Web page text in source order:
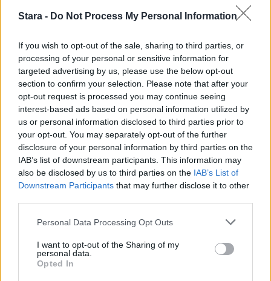
Stara - Do Not Process My Personal Information
If you wish to opt-out of the sale, sharing to third parties, or
processing of your personal or sensitive information for
targeted advertising by us, please use the below opt-out
section to confirm your selection. Please note that after your
opt-out request is processed you may continue seeing
interest-based ads based on personal information utilized by
us or personal information disclosed to third parties prior to
your opt-out. You may separately opt-out of the further
disclosure of your personal information by third parties on the
IAB’s list of downstream participants. This information may
also be disclosed by us to third parties on the IAB’s List of
Downstream Participants that may further disclose it to other
Personal Data Processing Opt Outs
I want to opt-out of the Sharing of my
personal data.
Opted In
jatkossa toinen lentoyhtiö –
3
VIIHDEUUTISET
Sääennuste ulottuu nyt
marraskuulle – tältä näyttää
syksyn sää